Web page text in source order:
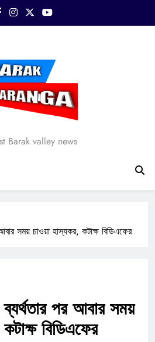
Taranga
Barak valley news
সময় চাওয়া হাস্যকর, কটাক্ষ বিডিএফের
ব্যর্থতার পর আবার সময়
বিডিএফের